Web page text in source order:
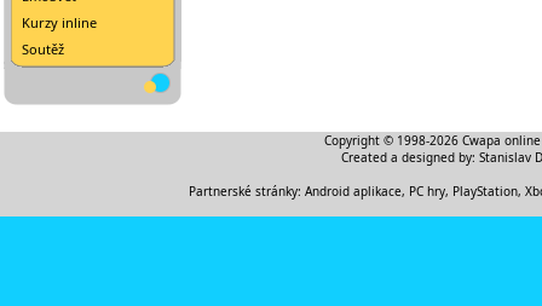
Kurzy inline
Soutěž
Copyright © 1998-2026 Cwapa
Created a designed by: Stanislav
Partnerské stránky: Android aplikace, PC hry, PlayStation,